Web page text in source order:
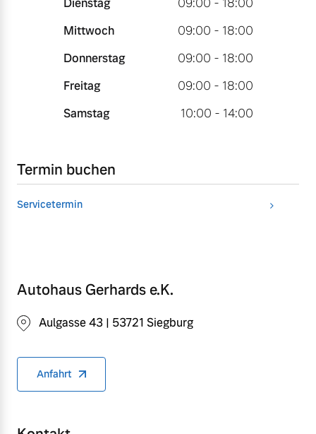
Dienstag
09:00 - 18:00
Mittwoch
09:00 - 18:00
Donnerstag
09:00 - 18:00
Freitag
09:00 - 18:00
Samstag
10:00 - 14:00
Termin buchen
Servicetermin
Autohaus Gerhards e.K.
Aulgasse 43 | 53721 Siegburg
Anfahrt